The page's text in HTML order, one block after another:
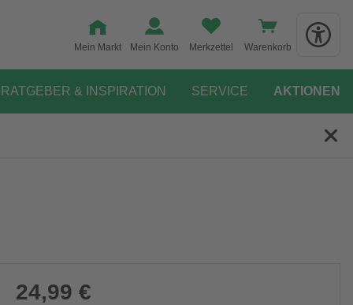
Mein Markt Mein Konto Merkzettel Warenkorb
RATGEBER & INSPIRATION SERVICE AKTIONEN
24,99 €